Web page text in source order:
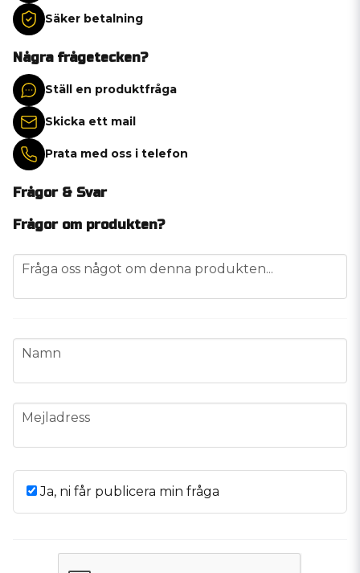
Säker betalning
Några frågetecken?
Ställ en produktfråga
Skicka ett mail
Prata med oss i telefon
Frågor & Svar
Frågor om produkten?
question
Fråga oss något om denna produkten...
name
Namn
email
Mejladress
Ja, ni får publicera min fråga